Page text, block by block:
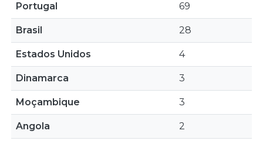
Portugal 69
Brasil 28
Estados Unidos 4
Dinamarca 3
Moçambique 3
Angola 2